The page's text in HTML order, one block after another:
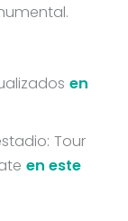
en
Tour
en este